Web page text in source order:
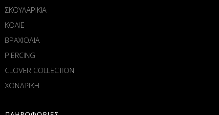
ΣΚΟΥΛΑΡΙΚΙΑ
ΚΟΛΙΕ
ΒΡΑΧΙΟΛΙΑ
PIERCING
CLOVER COLLECTION
ΧΟΝΔΡΙΚΗ